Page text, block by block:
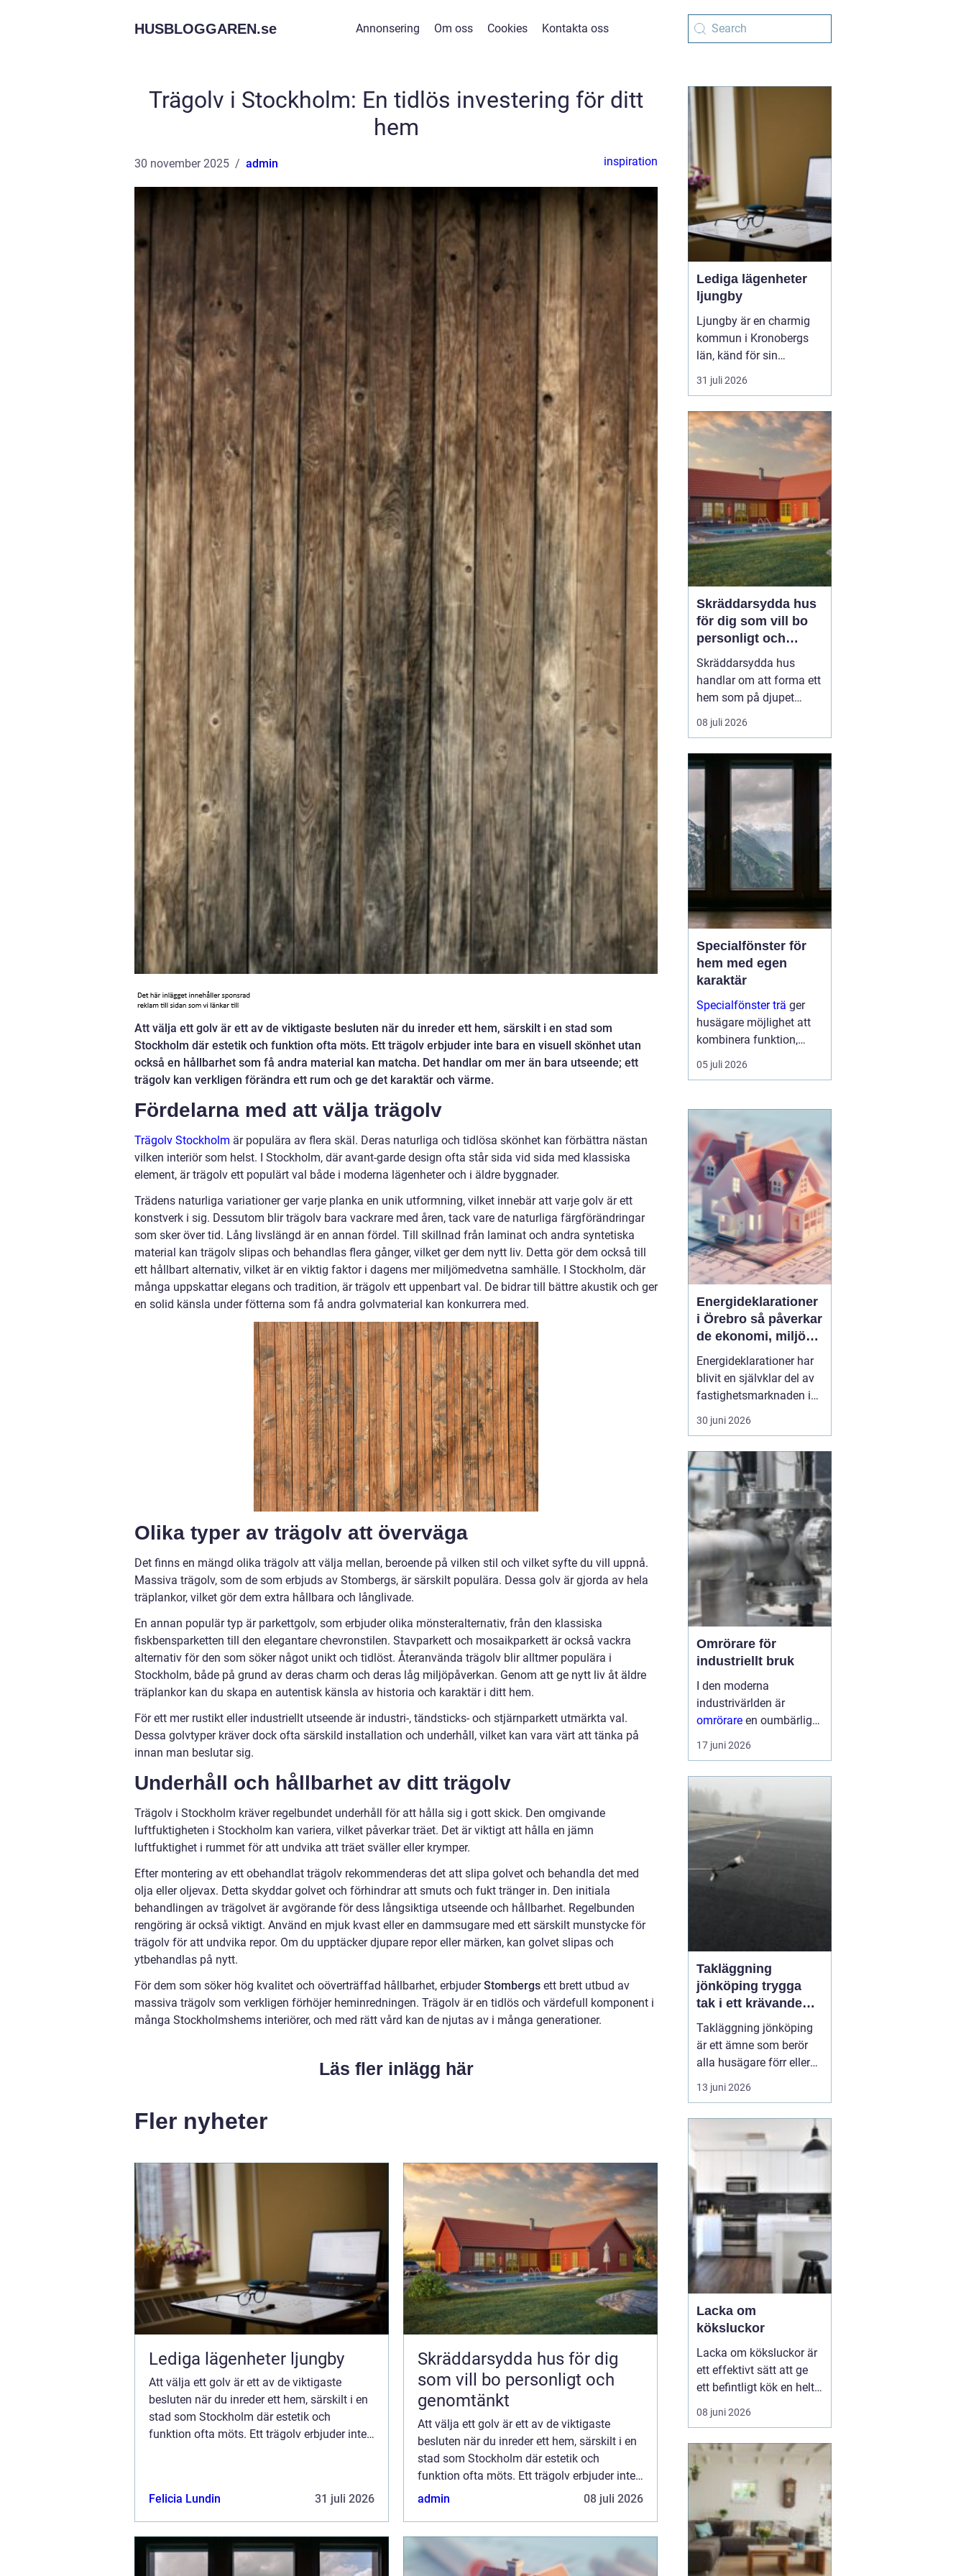
HUSBLOGGAREN.se Annonsering Om oss Cookies Kontakta oss
Trägolv i Stockholm: En tidlös investering för ditt
hem
30 november 2025 admin inspiration
Att välja ett golv är ett av de viktigaste besluten när du inreder ett hem, särskilt i en stad som
Stockholm där estetik och funktion ofta möts. Ett trägolv erbjuder inte bara en visuell skönhet utan
också en hållbarhet som få andra material kan matcha. Det handlar om mer än bara utseende; ett
trägolv kan verkligen förändra ett rum och ge det karaktär och värme.
Fördelarna med att välja trägolv
Trägolv Stockholm är populära av flera skäl. Deras naturliga och tidlösa skönhet kan förbättra nästan
vilken interiör som helst. I Stockholm, där avant-garde design ofta står sida vid sida med klassiska
element, är trägolv ett populärt val både i moderna lägenheter och i äldre byggnader.
Trädens naturliga variationer ger varje planka en unik utformning, vilket innebär att varje golv är ett
konstverk i sig. Dessutom blir trägolv bara vackrare med åren, tack vare de naturliga färgförändringar
som sker över tid. Lång livslängd är en annan fördel. Till skillnad från laminat och andra syntetiska
material kan trägolv slipas och behandlas flera gånger, vilket ger dem nytt liv. Detta gör dem också till
ett hållbart alternativ, vilket är en viktig faktor i dagens mer miljömedvetna samhälle. I Stockholm, där
många uppskattar elegans och tradition, är trägolv ett uppenbart val. De bidrar till bättre akustik och ger
en solid känsla under fötterna som få andra golvmaterial kan konkurrera med.
Olika typer av trägolv att överväga
Det finns en mängd olika trägolv att välja mellan, beroende på vilken stil och vilket syfte du vill uppnå.
Massiva trägolv, som de som erbjuds av Stombergs, är särskilt populära. Dessa golv är gjorda av hela
träplankor, vilket gör dem extra hållbara och långlivade.
En annan populär typ är parkettgolv, som erbjuder olika mönsteralternativ, från den klassiska
fiskbensparketten till den elegantare chevronstilen. Stavparkett och mosaikparkett är också vackra
alternativ för den som söker något unikt och tidlöst. Återanvända trägolv blir alltmer populära i
Stockholm, både på grund av deras charm och deras låg miljöpåverkan. Genom att ge nytt liv åt äldre
träplankor kan du skapa en autentisk känsla av historia och karaktär i ditt hem.
För ett mer rustikt eller industriellt utseende är industri-, tändsticks- och stjärnparkett utmärkta val.
Dessa golvtyper kräver dock ofta särskild installation och underhåll, vilket kan vara värt att tänka på
innan man beslutar sig.
Underhåll och hållbarhet av ditt trägolv
Trägolv i Stockholm kräver regelbundet underhåll för att hålla sig i gott skick. Den omgivande
luftfuktigheten i Stockholm kan variera, vilket påverkar träet. Det är viktigt att hålla en jämn
luftfuktighet i rummet för att undvika att träet sväller eller krymper.
Efter montering av ett obehandlat trägolv rekommenderas det att slipa golvet och behandla det med
olja eller oljevax. Detta skyddar golvet och förhindrar att smuts och fukt tränger in. Den initiala
behandlingen av trägolvet är avgörande för dess långsiktiga utseende och hållbarhet. Regelbunden
rengöring är också viktigt. Använd en mjuk kvast eller en dammsugare med ett särskilt munstycke för
trägolv för att undvika repor. Om du upptäcker djupare repor eller märken, kan golvet slipas och
ytbehandlas på nytt.
För dem som söker hög kvalitet och oöverträffad hållbarhet, erbjuderStombergs ett brett utbud av
massiva trägolv som verkligen förhöjer heminredningen. Trägolv är en tidlös och värdefull komponent i
många Stockholmshems interiörer, och med rätt vård kan de njutas av i många generationer.
Läs fler inlägg här
Fler nyheter
Lediga lägenheter ljungby
Att välja ett golv är ett av de viktigaste
besluten när du inreder ett hem, särskilt i en
stad som Stockholm där estetik och
funktion ofta möts. Ett trägolv erbjuder inte
Felicia Lundin 31 juli 2026
Skräddarsydda hus för dig
som vill bo personligt och
genomtänkt
Att välja ett golv är ett av de viktigaste
besluten när du inreder ett hem, särskilt i en
stad som Stockholm där estetik och
funktion ofta möts. Ett trägolv erbjuder inte
bara en visuell skönhet utan också...
admin 08 juli 2026
Lediga lägenheter
ljungby
Ljungby är en charmig
kommun i Kronobergs
län, känd för sin
exportorienterade
verkstadsindustri och
För den som söker ett
nytt hem erbjuder
Ljungby en rad
spännande alternativ i
form av lediga
lägenheter. Här utforskar
vi denn...
31 juli 2026
Skräddarsydda hus
för dig som vill bo
personligt och
genomtänkt
Skräddarsydda hus
handlar om att forma ett
hem som på djupet
speglar hur en familj
lever, snarare än att
färdigt standardhus. På
samma sätt som en
skräddarsydd kostym
sitter bättre ä...
08 juli 2026
Specialfönster för
hem med egen
karaktär
Specialfönster trä ger
husägare möjlighet att
kombinera funktion,
energioptimering och
arkitektur på ett sätt som
05 juli 2026
Energideklarationer
i Örebro så påverkar
de ekonomi, miljö
och boende
Energideklarationer har
blivit en självklar del av
fastighetsmarknaden i
Sverige. De visar hur
mycket energi en
vilka åtgärder som kan
minska förbrukningen.
För bostadsägare och
fastighetsförvaltare i
Örebro handlar det både
om p...
30 juni 2026
Omrörare för
industriellt bruk
I den moderna
industrivärlden är
omrörare en oumbärlig
del av många
produktionsprocesser.
säkerställer att material
17 juni 2026
Takläggning
jönköping trygga
tak i ett krävande
småländskt klimat
Takläggning jönköping
är ett ämne som berör
alla husägare förr eller
senare. Taket är husets
viktigaste skydd mot
och när taket sviktar
påverkas både
energikostnader och
husets långsiktiga värde.
Många väntar f...
13 juni 2026
Lacka om
köksluckor
Lacka om köksluckor är
ett effektivt sätt att ge
ett befintligt kök en helt
ny känsla utan att byta
stommar eller
väljer att förnya köket på
det här sättet för att
hålla kostnaderna nere,
minska avfallet och
samtidigt få en slät oc...
08 juni 2026